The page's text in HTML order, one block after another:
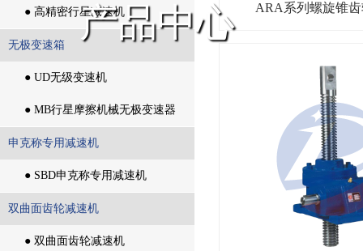
产品中心
● HB系列大功率齿轮箱
● 高精密行星减速机
● 高精密行星减速机
无极变速箱
无极变速箱
● UD无级变速机
● UD无级变速机
● MB行星摩擦机械无极变速器
● MB行星摩擦机械无极变速器
申克称专用减速机
申克称专用减速机
● SBD申克称专用减速机
● SBD申克称专用减速机
双曲面齿轮减速机
双曲面齿轮减速机
● 双曲面齿轮减速机
ARA系列螺旋锥